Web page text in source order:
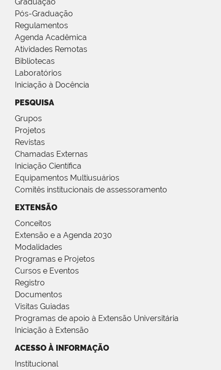
Pós-Graduação
Regulamentos
Agenda Acadêmica
Atividades Remotas
Bibliotecas
Laboratórios
Iniciação à Docência
PESQUISA
Grupos
Projetos
Revistas
Chamadas Externas
Iniciação Científica
Equipamentos Multiusuários
Comitês institucionais de assessoramento
EXTENSÃO
Conceitos
Extensão e a Agenda 2030
Modalidades
Programas e Projetos
Cursos e Eventos
Registro
Documentos
Visitas Guiadas
Programas de apoio à Extensão Universitária
Iniciação à Extensão
ACESSO À INFORMAÇÃO
Institucional